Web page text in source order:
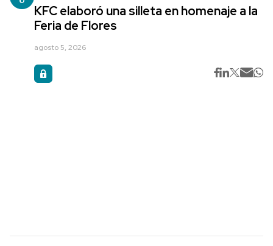
KFC elaboró una silleta en homenaje a la
Feria de Flores
agosto 5, 2026